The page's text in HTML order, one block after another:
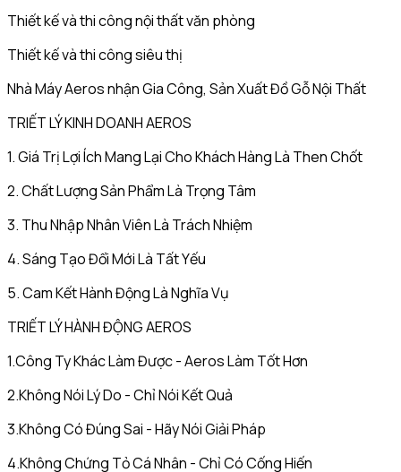
Thiết kế và thi công nội thất văn phòng
Thiết kế và thi công siêu thị
Nhà Máy Aeros nhận Gia Công, Sản Xuất Đồ Gỗ Nội Thất
TRIẾT LÝ KINH DOANH AEROS
1. Giá Trị Lợi Ích Mang Lại Cho Khách Hàng Là Then Chốt
2. Chất Lượng Sản Phẩm Là Trọng Tâm
3. Thu Nhập Nhân Viên Là Trách Nhiệm
4. Sáng Tạo Đổi Mới Là Tất Yếu
5. Cam Kết Hành Động Là Nghĩa Vụ
TRIẾT LÝ HÀNH ĐỘNG AEROS
1.Công Ty Khác Làm Được - Aeros Làm Tốt Hơn
2.Không Nói Lý Do - Chỉ Nói Kết Quả
3.Không Có Đúng Sai - Hãy Nói Giải Pháp
4.Không Chứng Tỏ Cá Nhân - Chỉ Có Cống Hiến